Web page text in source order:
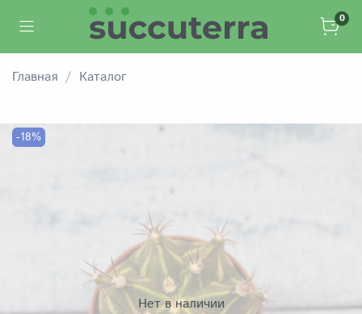
0
Главная Каталог
Нет в наличии
-18%